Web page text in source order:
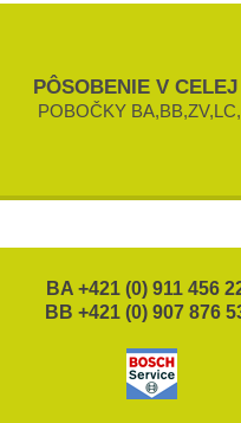
PÔSOBENIE V
POBOČKY
BA +421 (0) 911 456
BB +421 (0) 907 876